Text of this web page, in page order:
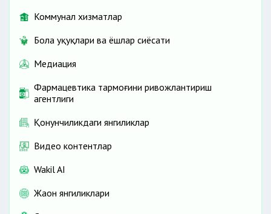
Коммунал хизматлар
Бола ҳуқуқлари ва ёшлар сиёсати
Медиация
Фармацевтика тармоғини ривожлантириш
агентлиги
Қонунчиликдаги янгиликлар
Видео контентлар
Wakil AI
Жаҳон янгиликлари